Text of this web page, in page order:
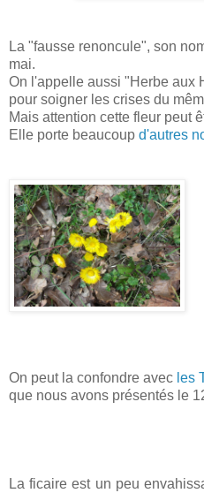
La "fausse renoncule", son
mai.
On l'appelle aussi "Herbe aux
pour soigner les crises du
Mais attention cette fleur peut
Elle porte beaucoup d'autres
On peut la confondre avec les
que nous avons présentés le
La ficaire est un peu